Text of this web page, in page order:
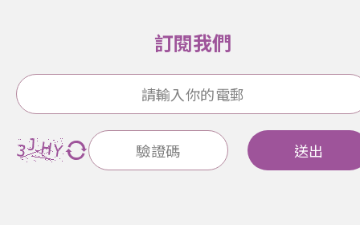
訂閱我們
送出